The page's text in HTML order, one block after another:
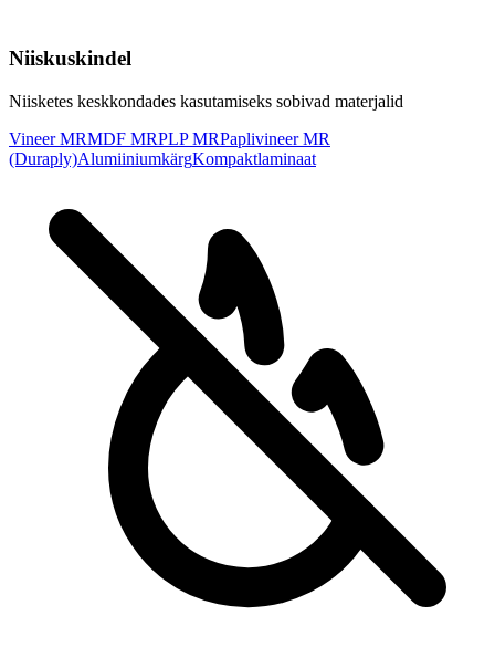
Niiskuskindel
Niisketes keskkondades kasutamiseks sobivad materjalid
Vineer MRMDF MRPLP MRPaplivineer MR
(Duraply)AlumiiniumkärgKompaktlaminaat